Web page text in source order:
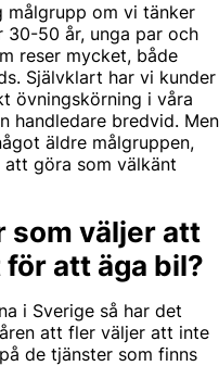
målgrupp om vi tänker
30-50 år, unga par och
reser mycket, både
Självklart har vi kunder
övningskörning i våra
handledare bredvid. Men
äldre målgruppen,
göra som välkänt
som väljer att
att äga bil?
i Sverige så har det
att fler väljer att inte
de tjänster som finns